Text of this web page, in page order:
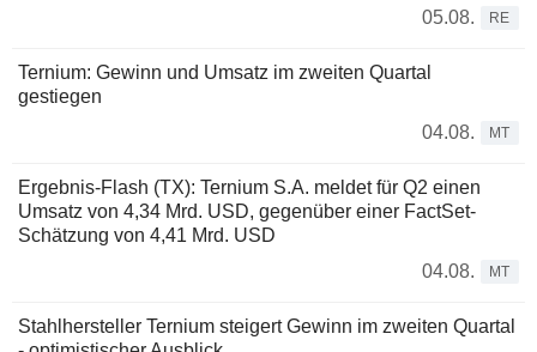
05.08.
RE
Ternium: Gewinn und Umsatz im zweiten Quartal
gestiegen
04.08.
MT
Ergebnis-Flash (TX): Ternium S.A. meldet für Q2 einen
Umsatz von 4,34 Mrd. USD, gegenüber einer FactSet-
Schätzung von 4,41 Mrd. USD
04.08.
MT
Stahlhersteller Ternium steigert Gewinn im zweiten Quartal